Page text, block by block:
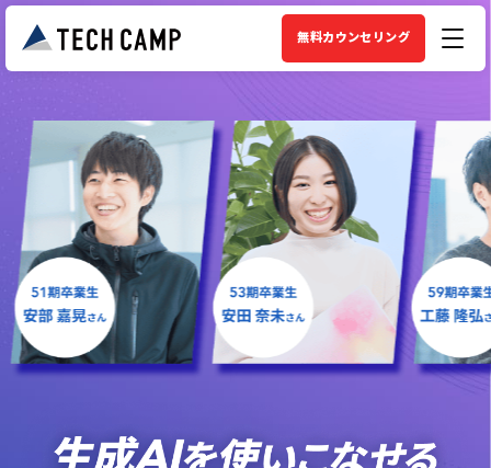
無料カウンセリング